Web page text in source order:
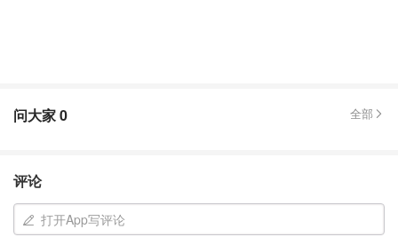
来源：
收费了！
OOliviaZZ 1.0w 13
问大家0 全部
评论
打开App写评论